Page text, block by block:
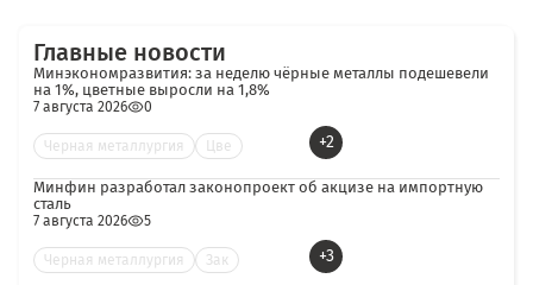
Главные новости
Минэкономразвития: за неделю чёрные металлы подешевели
на 1%, цветные выросли на 1,8%
7 августа 2026 0
Черная металлургия Цве +2
Минфин разработал законопроект об акцизе на импортную
сталь
7 августа 2026 5
Черная металлургия Зак +3